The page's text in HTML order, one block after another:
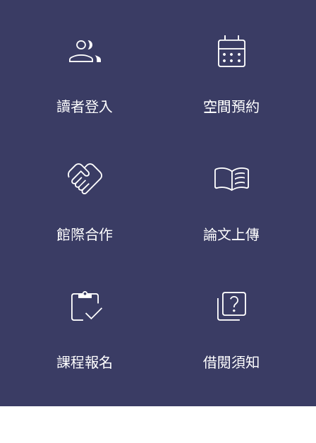
group
讀者登入
calendar_month
空間預約
handshake
館際合作
menu_book
論文上傳
inventory
課程報名
quiz
借閱須知